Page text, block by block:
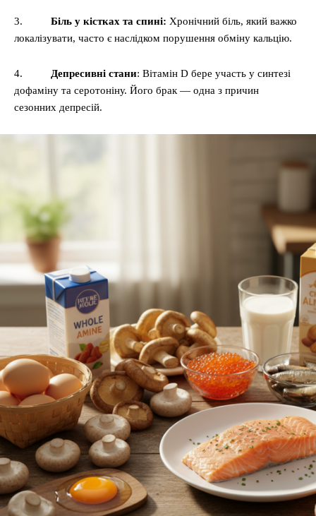
3. Біль у кістках та спині: Хронічний біль, який важко
локалізувати, часто є наслідком порушення обміну кальцію.
4. Депресивні стани: Вітамін D бере участь у синтезі
дофаміну та серотоніну. Його брак — одна з причин
сезонних депресій.